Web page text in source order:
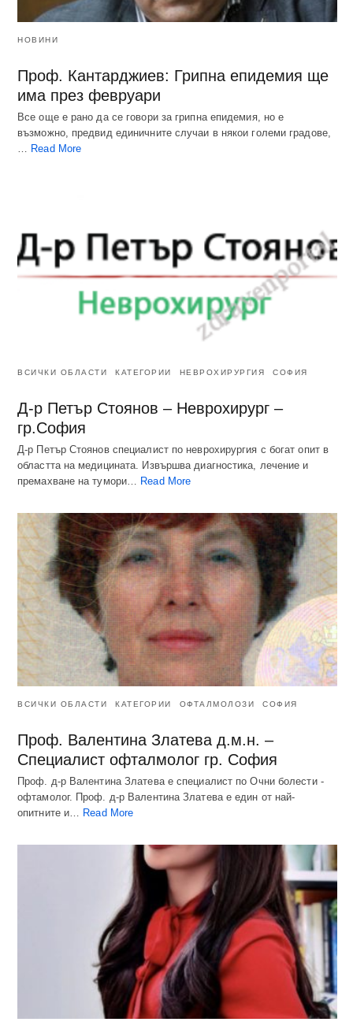
НОВИНИ
Проф. Кантарджиев: Грипна епидемия ще
има през февруари
Все още е рано да се говори за грипна епидемия, но е
възможно, предвид единичните случаи в някои големи градове,
… Read More
ВСИЧКИ ОБЛАСТИ КАТЕГОРИИ НЕВРОХИРУРГИЯ СОФИЯ
Д-р Петър Стоянов – Неврохирург –
гр.София
Д-р Петър Стоянов специалист по неврохирургия с богат опит в
областта на медицината. Извършва диагностика, лечение и
премахване на тумори…
Read More
ВСИЧКИ ОБЛАСТИ КАТЕГОРИИ ОФТАЛМОЛОЗИ СОФИЯ
Проф. Валентина Златева д.м.н. –
Специалист офталмолог гр. София
Проф. д-р Валентина Златева е специалист по Очни болести -
офтамолог. Проф. д-р Валентина Златева е един от най-
опитните и… Read More